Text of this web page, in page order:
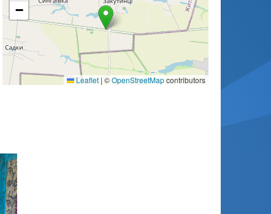
−
Leaflet | ©OpenStreetMapcontributors